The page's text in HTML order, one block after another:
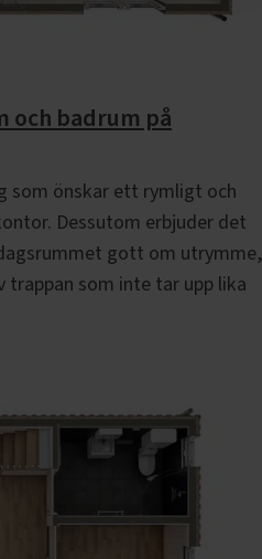
och badrum på
som önskar ett rymligt och
Dessutom erbjuder det
gott om utrymme,
trappan som inte tar upp lika